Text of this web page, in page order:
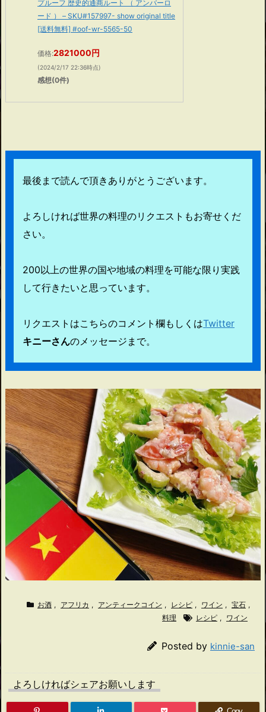
プルーフ 歴史的通商ルート （ アンバーロ
ード ） – SKU#157997- show original title
[送料無料] #oof-wr-5565-50
価格:2821000円
(2024/2/17 22:36時点)
感想(0件)
最後まで読んで頂きありがとうございます。
よろしければ世界の料理のリクエストもお寄せくだ
さい。
200以上の世界の国や地域の料理を可能な限り実践
して行きたいと思っています。
リクエストはこちらのコメント欄もしくはTwitter
キニーさんのメッセージまで。
お酒 , アフリカ , アンティークコイン , レシピ , ワイン , 宝石 ,
料理
レシピ , ワイン
Posted by kinnie-san
よろしければシェアお願いします